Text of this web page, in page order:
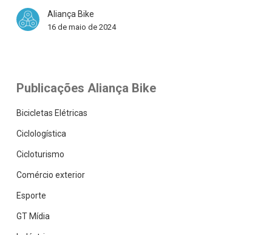
Técnico
2024
Aliança Bike
16 de maio de 2024
Publicações Aliança Bike
Bicicletas Elétricas
Ciclologística
Cicloturismo
Comércio exterior
Esporte
GT Mídia